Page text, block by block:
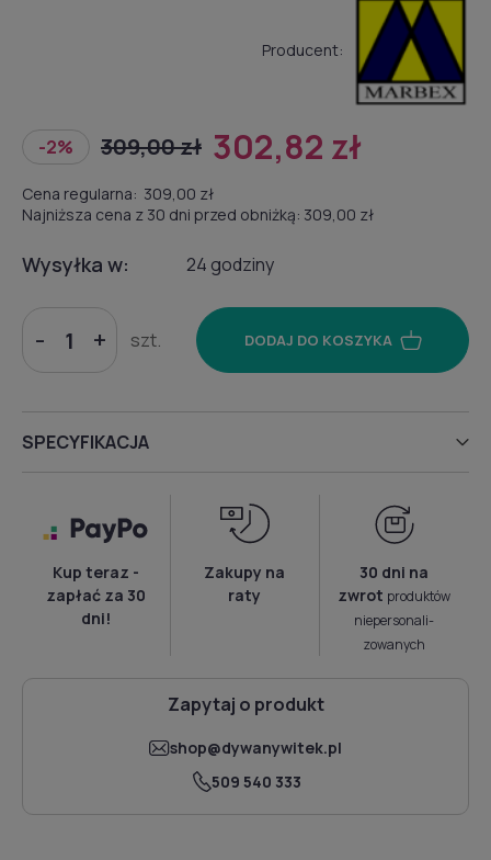
Producent:
-2% 309,00 zł 302,82 zł
Cena regularna: 309,00 zł
Najniższa cena z 30 dni przed obniżką: 309,00 zł
Wysyłka w: 24 godziny
- + szt. DODAJ DO KOSZYKA
SPECYFIKACJA
Kup teraz -
zapłać za 30
dni!
Zakupy na
raty
30 dni na
zwrot produktów
niepersonali­
zowanych
Zapytaj o produkt
shop@dywanywitek.pl
509 540 333